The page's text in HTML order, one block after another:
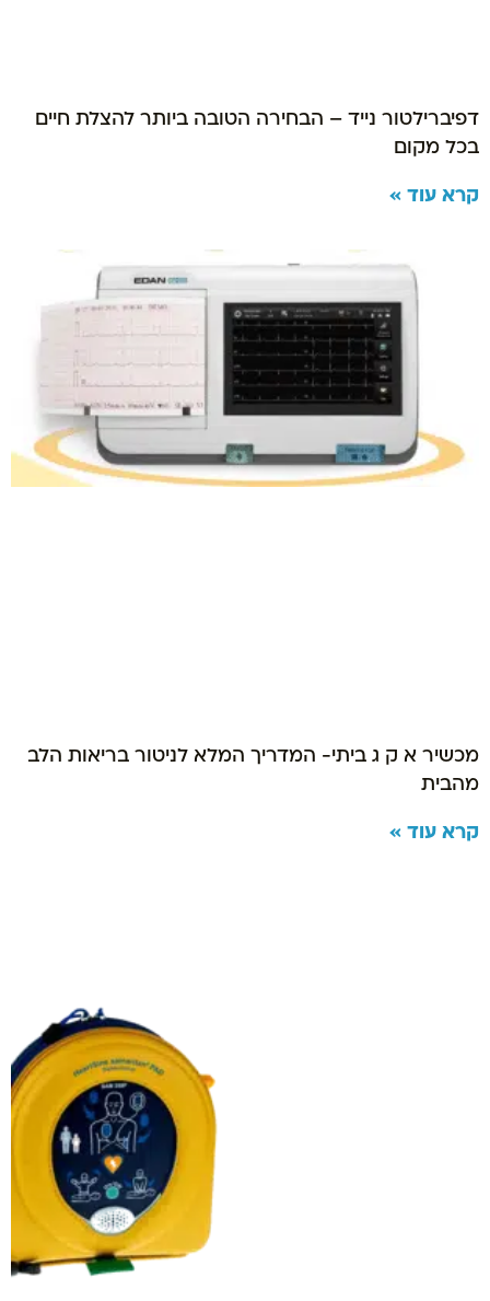
דפיברילטור נייד – הבחירה הטובה ביותר להצלת חיים
בכל מקום
קרא עוד »
מכשיר א ק ג ביתי- המדריך המלא לניטור בריאות הלב
מהבית
קרא עוד »